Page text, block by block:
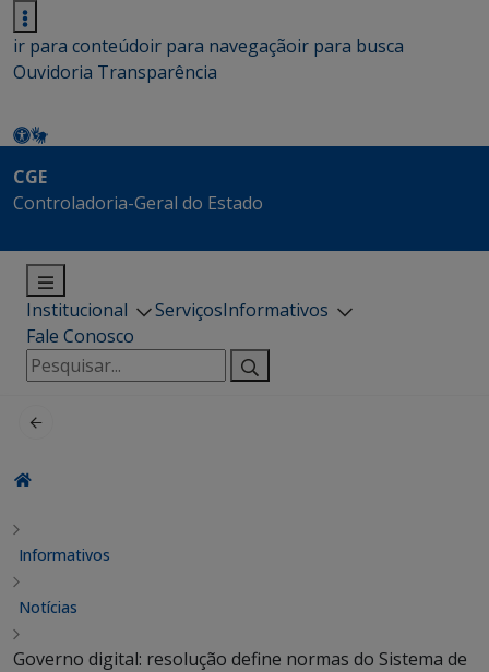
ir para conteúdoir para navegaçãoir para busca
Ouvidoria Transparência
CGE
Controladoria-Geral do Estado
Institucional ServiçosInformativos
Fale Conosco
Pesquisar
por:
Informativos
Notícias
Governo digital: resolução define normas do Sistema de